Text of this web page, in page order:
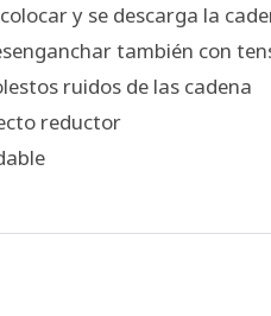
y se descarga la
también con
ruidos de las cadena
reductor